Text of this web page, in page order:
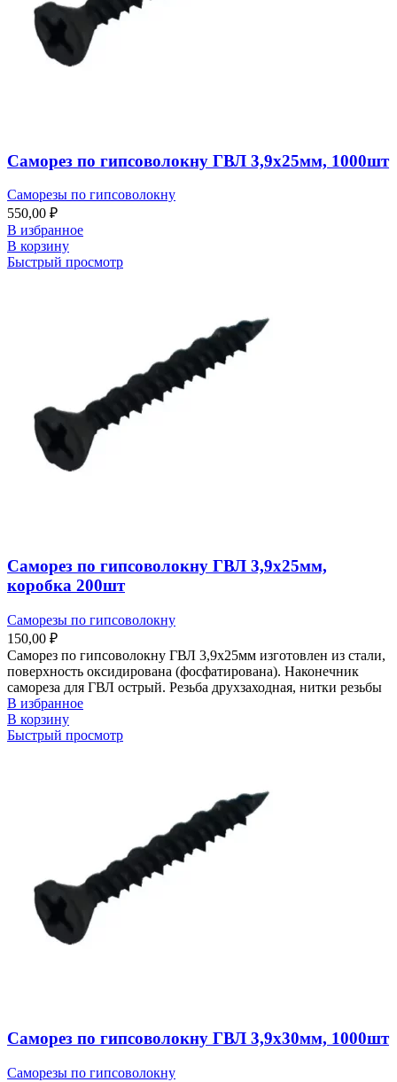
Саморез по гипсоволокну ГВЛ 3,9х25мм, 1000шт
Саморезы по гипсоволокну
550,00 ₽
В избранное
В корзину
Быстрый просмотр
Саморез по гипсоволокну ГВЛ 3,9х25мм,
коробка 200шт
Саморезы по гипсоволокну
150,00 ₽
Саморез по гипсоволокну ГВЛ 3,9х25мм изготовлен из стали,
поверхность оксидирована (фосфатирована). Наконечник
самореза для ГВЛ острый. Резьба друхзаходная, нитки резьбы
В избранное
В корзину
Быстрый просмотр
Саморез по гипсоволокну ГВЛ 3,9х30мм, 1000шт
Саморезы по гипсоволокну